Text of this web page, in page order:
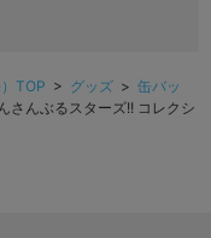
TOP > グッズ > 缶バッ
さんぶるスターズ!! コレクシ